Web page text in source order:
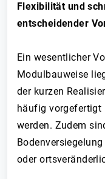
Flexibilität und
entscheidender
Ein wesentlicher
Modulbauweise
der kurzen
häufig vorgefertigt
werden. Zudem
oder